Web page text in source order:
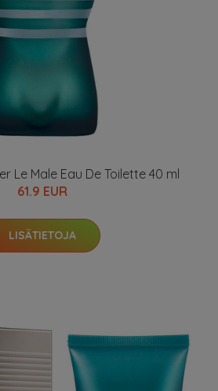
Le Male Eau De Toilette 40 ml
61.9 EUR
LISÄTIETOJA